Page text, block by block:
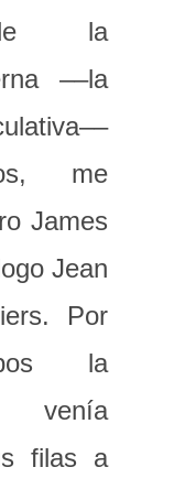
de la
––la
me
James
Jean
Por
la
venía
filas a